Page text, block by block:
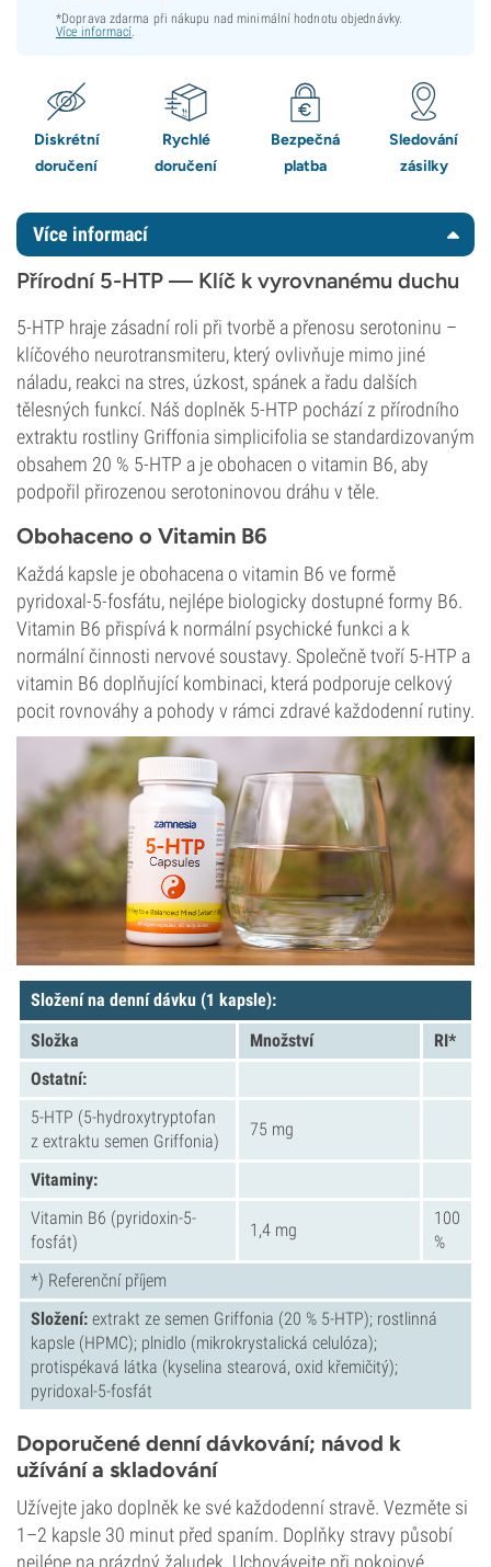
*Doprava zdarma při nákupu nad minimální hodnotu objednávky.
Více informací.
Diskrétní
doručení
Rychlé
doručení
Bezpečná
platba
Sledování
zásilky
Více informací
Přírodní 5-HTP — Klíč k vyrovnanému duchu
5-HTP hraje zásadní roli při tvorbě a přenosu serotoninu –
klíčového neurotransmiteru, který ovlivňuje mimo jiné
náladu, reakci na stres, úzkost, spánek a řadu dalších
tělesných funkcí. Náš doplněk 5-HTP pochází z přírodního
extraktu rostliny Griffonia simplicifolia se standardizovaným
obsahem 20 % 5-HTP a je obohacen o vitamin B6, aby
podpořil přirozenou serotoninovou dráhu v těle.
Obohaceno o Vitamin B6
Každá kapsle je obohacena o vitamin B6 ve formě
pyridoxal-5-fosfátu, nejlépe biologicky dostupné formy B6.
Vitamin B6 přispívá k normální psychické funkci a k
normální činnosti nervové soustavy. Společně tvoří 5-HTP a
vitamin B6 doplňující kombinaci, která podporuje celkový
pocit rovnováhy a pohody v rámci zdravé každodenní rutiny.
Složení na denní dávku (1 kapsle):
Složka
Množství
RI*
Ostatní:
5-HTP (5-hydroxytryptofan
z extraktu semen Griffonia)
75 mg
Vitaminy:
Vitamin B6 (pyridoxin-5-
fosfát)
1,4 mg
100
%
*) Referenční příjem
Složení: extrakt ze semen Griffonia (20 % 5-HTP); rostlinná
kapsle (HPMC); plnidlo (mikrokrystalická celulóza);
protispékavá látka (kyselina stearová, oxid křemičitý);
pyridoxal-5-fosfát
Doporučené denní dávkování; návod k
užívání a skladování
Užívejte jako doplněk ke své každodenní stravě. Vezměte si
1–2 kapsle 30 minut před spaním. Doplňky stravy působí
nejlépe na prázdný žaludek. Uchovávejte při pokojové